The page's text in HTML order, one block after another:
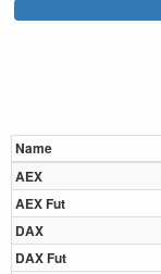
Name
AEX
AEX Fut
DAX
DAX Fut